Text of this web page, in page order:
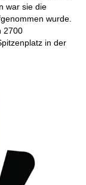
war sie die
wurde.
2700
in der